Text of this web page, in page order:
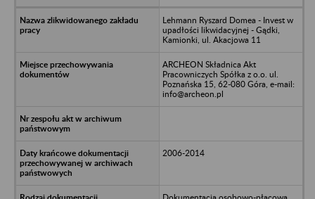
Lehmann Ryszard Domea - Invest w
upadłości likwidacyjnej - Gądki,
Kamionki, ul. Akacjowa 11
ARCHEON Składnica Akt
Pracowniczych Spółka z o.o. ul.
Poznańska 15, 62-080 Góra, e-mail:
info@archeon.pl
2006-2014